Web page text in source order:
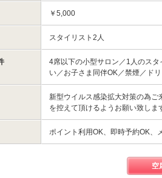
￥5,000
スタイリスト2人
4席以下の小型サロン／1人のス
い／お子さま同伴OK／禁煙／ド
新型ウイルス感染拡大対策の為
を控えて頂けるようお願い致し
ポイント利用OK、即時予約OK、
空